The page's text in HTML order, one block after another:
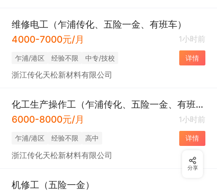
维修电工（乍浦传化、五险一金、有班车）
4000-7000元/月
1小时前
乍浦/港区 经验不限 中专/技校 详情
浙江传化天松新材料有限公司
化工生产操作工（乍浦传化、五险一金、有班车）
6000-8000元/月
1小时前
乍浦/港区 经验不限 高中 详情
浙江传化天松新材料有限公司
机修工（五险一金）
分享